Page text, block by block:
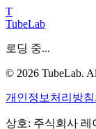
T
TubeLab
로딩 중...
© 2026 TubeLab.
개인정보처리방침
상호: 주식회사 레